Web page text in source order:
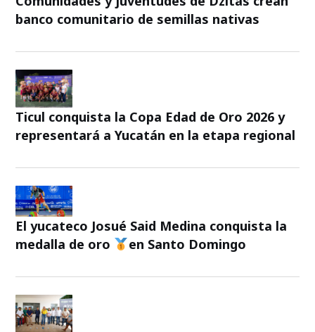
banco comunitario de semillas nativas
Ticul conquista la Copa Edad de Oro 2026 y
representará a Yucatán en la etapa regional
El yucateco Josué Said Medina conquista la
medalla de oro
en Santo Domingo